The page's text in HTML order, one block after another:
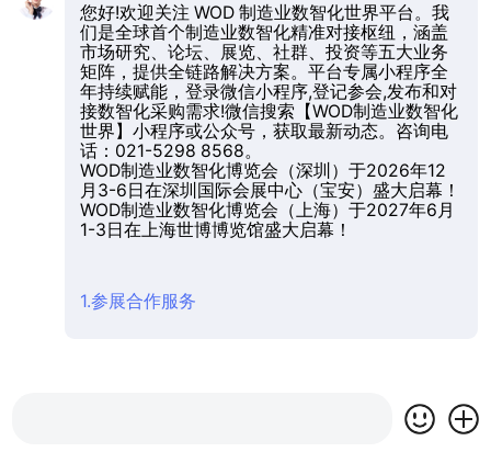
您好!欢迎关注 WOD 制造业数智化世界平台。我
们是全球首个制造业数智化精准对接枢纽，涵盖
市场研究、论坛、展览、社群、投资等五大业务
矩阵，提供全链路解决方案。平台专属小程序全
年持续赋能，登录微信小程序,登记参会,发布和对
接数智化采购需求!微信搜索【WOD制造业数智化
世界】小程序或公众号，获取最新动态。咨询电
话：021-5298 8568。
WOD制造业数智化博览会（深圳）于2026年12
月3-6日在深圳国际会展中心（宝安）盛大启幕！
WOD制造业数智化博览会（上海）于2027年6月
1-3日在上海世博博览馆盛大启幕！
1.参展合作服务